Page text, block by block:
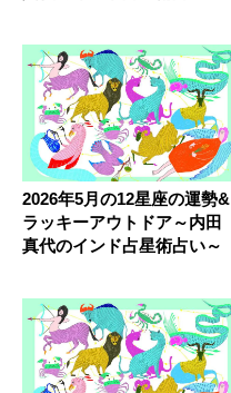
2026年5月の12星座の運勢&
ラッキーアウトドア～内田
真代のインド占星術占い～